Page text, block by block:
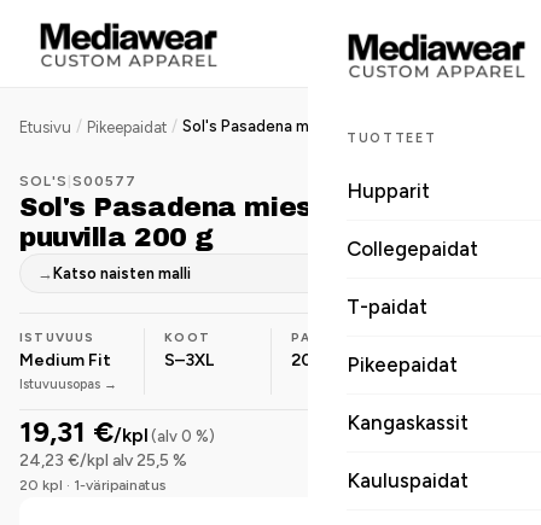
TUOTTEET
Hupparit
Collegepaidat
T-paidat
Pikeepaidat
Kangaskassit
Kauluspaidat
Etusivu / Pikeepaidat /
SOL'S S00577
Sol's Pasadena miesten pikeepaita
puuvilla 200 g
→ Katso naisten malli
ISTUVUUS
Medium Fit
Istuvuusopas →
KOOT
S–3XL
PAINO
200 g/m² Puuvilla
19,31 €/kpl (alv 0 %)
24,23 €/kpl alv 25,5 %
20 kpl · 1-väripainatus